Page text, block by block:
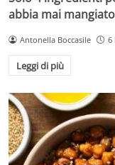
abbia mai
Antonella Boccasile 6
Leggi di più